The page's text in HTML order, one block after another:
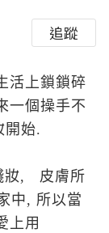
追蹤
活上鎖鎖碎
一個操手不
始.
妝, 皮膚所
中, 所以當
上用